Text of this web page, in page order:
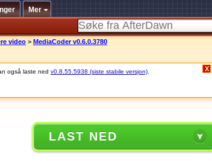
Mer
video > MediaCoder v0.6.0.3780
også laste ned v0.8.55.5938 (siste stabile versjon) X
LAST NED